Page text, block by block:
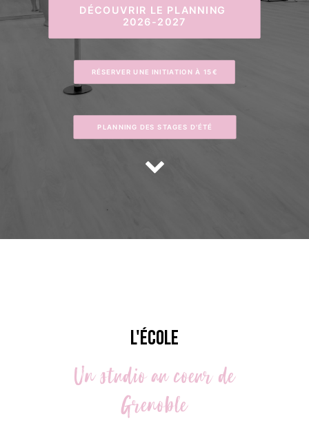
RECHERCHEDÉCOUVRIR LE PLANNING
2026-2027
RÉSERVER UNE INITIATION À 15€
PLANNING DES STAGES D'ÉTÉ
L'école
Un studio aucoeur de
Grenoble